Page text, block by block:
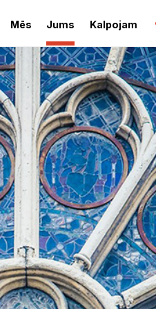
Mēs Jums Kalpojam